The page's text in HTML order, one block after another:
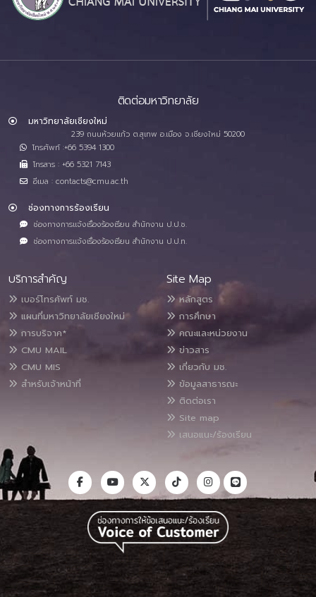
ติดต่อมหาวิทยาลัย
มหาวิทยาลัยเชียงใหม่
239 ถนนห้วยแก้ว ต.สุเทพ อ.เมือง จ.เชียงใหม่ 50200
โทรศัพท์ :+66 5394 1300
โทรสาร : +66 5321 7143
อีเมล : contacts@cmu.ac.th
ช่องทางการร้องเรียน
ช่องทางการแจ้งเรื่องร้องเรียน สำนักงาน ป.ป.ช.
ช่องทางการแจ้งเรื่องร้องเรียน สำนักงาน ป.ป.ท.
บริการสำคัญ
เบอร์โทรศัพท์ มช.
แผนที่มหาวิทยาลัยเชียงใหม่
การบริจาค*
CMU MAIL
CMU MIS
สำหรับเจ้าหน้าที่
Site Map
หลักสูตร
การศึกษา
คณะและหน่วยงาน
ข่าวสาร
เกี่ยวกับ มช.
ข้อมูลสาธารณะ
ติดต่อเรา
Site map
เสนอแนะ/ร้องเรียน